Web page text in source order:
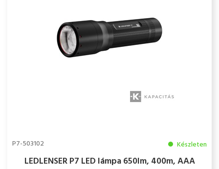
P7-503102 Készleten
LEDLENSER P7 LED lámpa 650lm, 400m, AAA